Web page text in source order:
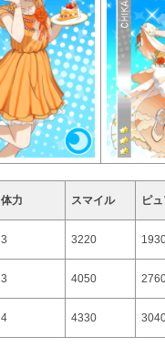
体力 スマイル ピ
3 3220
3 4050
4 4330